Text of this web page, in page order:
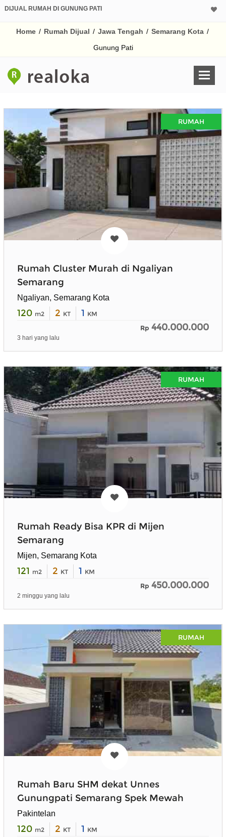
DIJUAL RUMAH DI GUNUNG PATI
Home / Rumah Dijual / Jawa Tengah / Semarang Kota /
Gunung Pati
RUMAH
Rumah Cluster Murah di Ngaliyan
Semarang
Ngaliyan, Semarang Kota
120 m2 2 KT 1 KM
Rp 440.000.000
3 hari yang lalu
RUMAH
Rumah Ready Bisa KPR di Mijen
Semarang
Mijen, Semarang Kota
121 m2 2 KT 1 KM
Rp 450.000.000
2 minggu yang lalu
RUMAH
Rumah Baru SHM dekat Unnes
Gunungpati Semarang Spek Mewah
Pakintelan
120 m2 2 KT 1 KM